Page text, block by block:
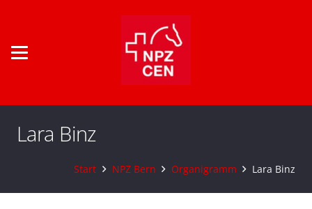
Lara Binz
Start NPZ Bern Organigramm Lara Binz